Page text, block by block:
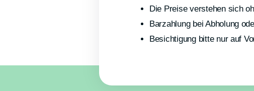
Die Preise verstehen sich
Barzahlung bei Abholung
Besichtigung bitte nur auf